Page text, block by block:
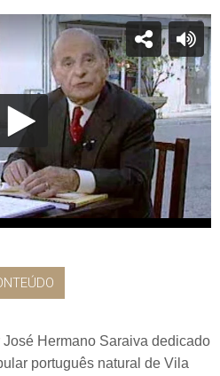
Hermano Saraiva dedicado
português natural de Vila